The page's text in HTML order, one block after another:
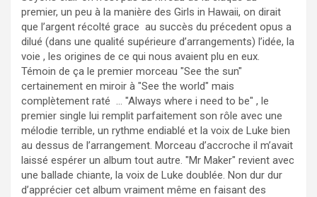
premier, un peu à la manière des Girls in Hawaii, on dirait
que l’argent récolté grace au succès du précedent opus a
dilué (dans une qualité supérieure d’arrangements) l’idée, la
voie , les origines de ce qui nous avaient plu en eux.
Témoin de ça le premier morceau "See the sun"
certainement en miroir à "See the world" mais
complètement raté … "Always where i need to be" , le
premier single lui remplit parfaitement son rôle avec une
mélodie terrible, un rythme endiablé et la voix de Luke bien
au dessus de l’arrangement. Morceau d’accroche il m’avait
laissé espérer un album tout autre. "Mr Maker" revient avec
une ballade chiante, la voix de Luke doublée. Non dur dur
d’apprécier cet album vraiment même en faisant des